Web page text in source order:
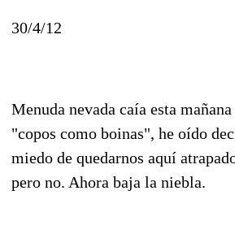
30/4/12
Menuda nevada caía esta
"copos como boinas", he oído
miedo de quedarnos aquí
pero no. Ahora baja la niebla.